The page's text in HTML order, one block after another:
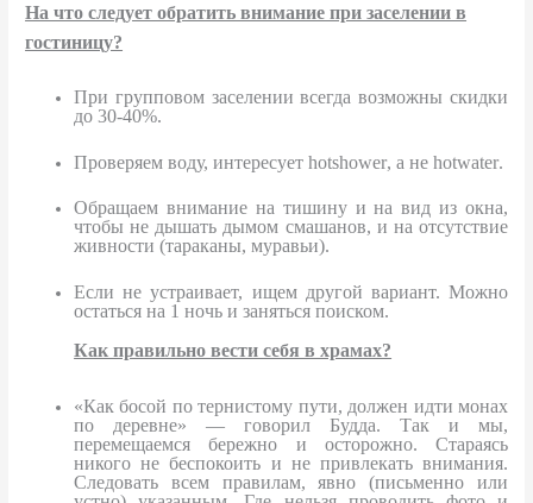
На что следует обратить внимание при заселении в
гостиницу?
При групповом заселении всегда возможны скидки
до 30-40%.
Проверяем воду, интересуетhotshower, а неhotwater.
Обращаем внимание на тишину и на вид из окна,
чтобы не дышать дымом смашанов, и на отсутствие
живности (тараканы, муравьи).
Если не устраивает, ищем другой вариант. Можно
остаться на 1 ночь и заняться поиском.
Как правильно вести себя в храмах?
«Как босой по тернистому пути, должен идти монах
по деревне» — говорил Будда. Так и мы,
перемещаемся бережно и осторожно. Стараясь
никого не беспокоить и не привлекать внимания.
Следовать всем правилам, явно (письменно или